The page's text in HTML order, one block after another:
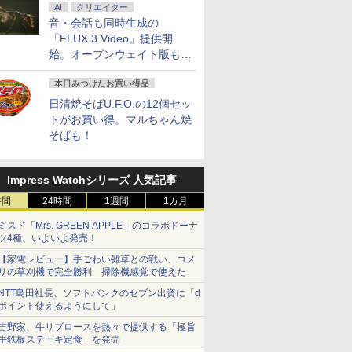
AI クリエイター
音・会話も同時生成の
「FLUX 3 Video」提供開
始。オープンウェイト版も計
画
本日みつけたお買い得品
日清焼そばU.F.O.の12個セッ
トがお買い得。マルちゃん焼
そばも！
Impress Watchシリーズ 人気記事
24時間 1週間 1カ月
スド「Mrs. GREEN APPLE」のコラボドーナ
4種、いよいよ発売！
家電レビュー】手ごわい雑草との戦い、コメ
の草刈機で完全勝利 掃除機感覚で使えた
島田社長、ソフトバンクのセブン出資に「d
イント使えるようにして」
野家、牛リブロースを熱々で提供する「極旨
鉄板ステーキ定食」を発売